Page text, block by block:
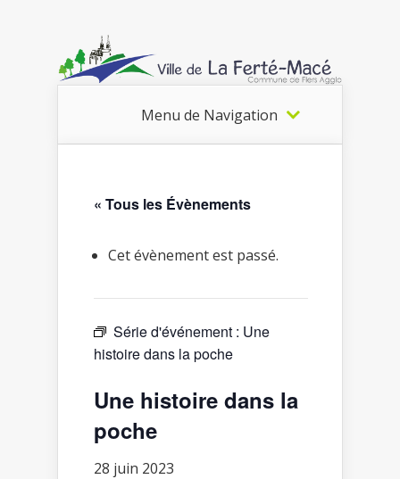
Menu de Navigation
« Tous les Évènements
Cet évènement est passé.
Série d'événement : Une
histoire dans la poche
Une histoire dans la
poche
28 juin 2023